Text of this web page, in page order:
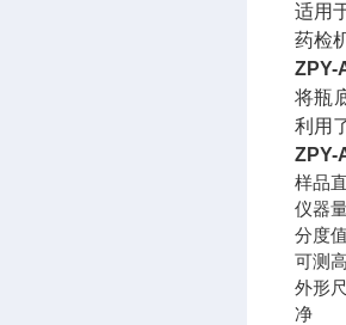
适用
药检
ZPY-
将瓶
利用
ZPY-
样品
仪器
分度
可测
外形
净